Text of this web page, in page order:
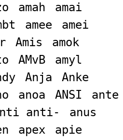
amah
amai
amee
amei
Amis
amok
AMvB
amyl
Anja
Anke
anoa ANSI
ante
anti-
anus
apex
apie